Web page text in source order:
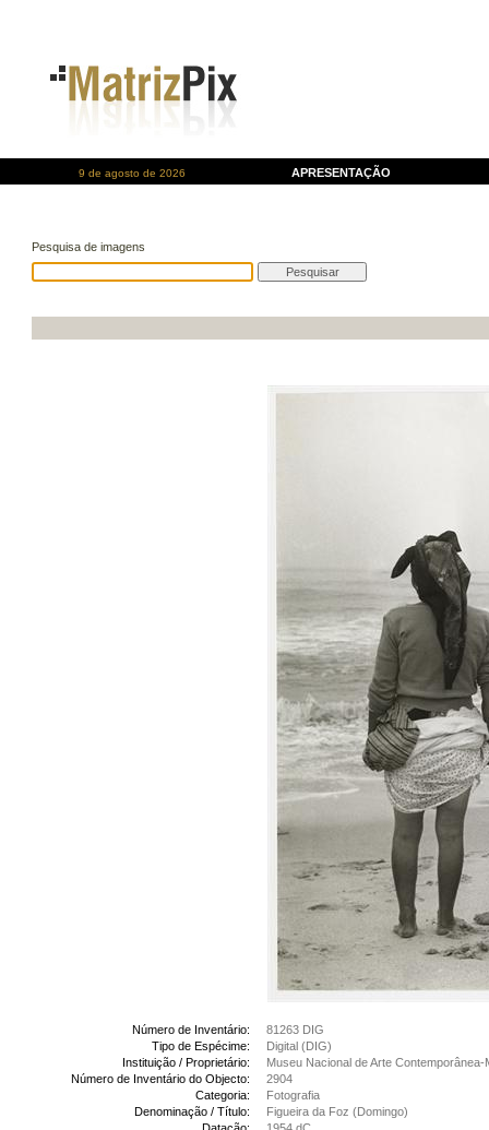
9 de agosto de 2026 APRESENTAÇÃO
Pesquisa de imagens
Número de Inventário:
81263 DIG
Tipo de Espécime:
Digital (DIG)
Instituição / Proprietário:
Museu Nacional de Arte Contemporânea-
Número de Inventário do Objecto:
2904
Categoria:
Fotografia
Denominação / Título:
Figueira da Foz (Domingo)